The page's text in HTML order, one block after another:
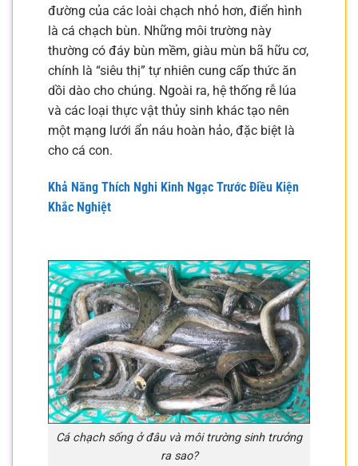
đường của các loài chạch nhỏ hơn, điển hình
là cá chạch bùn. Những môi trường này
thường có đáy bùn mềm, giàu mùn bã hữu cơ,
chính là “siêu thị” tự nhiên cung cấp thức ăn
dồi dào cho chúng. Ngoài ra, hệ thống rễ lúa
và các loại thực vật thủy sinh khác tạo nên
một mạng lưới ẩn náu hoàn hảo, đặc biệt là
cho cá con.
Khả Năng Thích Nghi Kinh Ngạc Trước Điều Kiện
Khắc Nghiệt
Cá chạch sống ở đâu và môi trường sinh trưởng
ra sao?